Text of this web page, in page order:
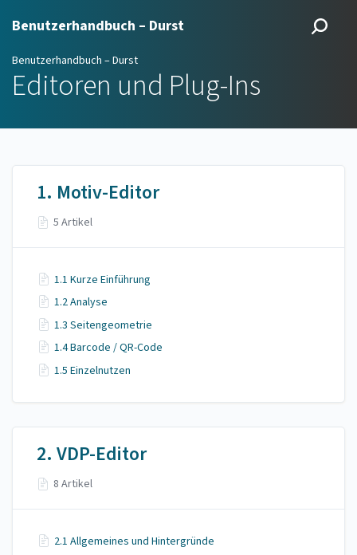
Benutzerhandbuch – Durst
Benutzerhandbuch – Durst
Editoren und Plug-Ins
1. Motiv-Editor
5 Artikel
1.1 Kurze Einführung
1.2 Analyse
1.3 Seitengeometrie
1.4 Barcode / QR-Code
1.5 Einzelnutzen
2. VDP-Editor
8 Artikel
2.1 Allgemeines und Hintergründe